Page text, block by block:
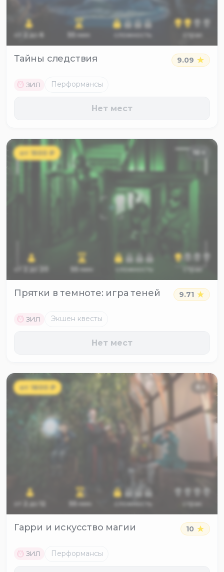
до 6 мин сложность страх
Тайны следствия 9.09
M ЗИЛ Перформансы
Нет мест
от 1500 ₽
мин сложность страх
Прятки в темноте: игра теней 9.71
M ЗИЛ Экшен квесты
Нет мест
от 1600 ₽
до мин сложность страх
Гарри и искусство магии 10
M ЗИЛ Перформансы